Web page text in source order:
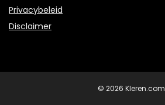
Privacybeleid
Disclaimer
© 2026 Kleren.com